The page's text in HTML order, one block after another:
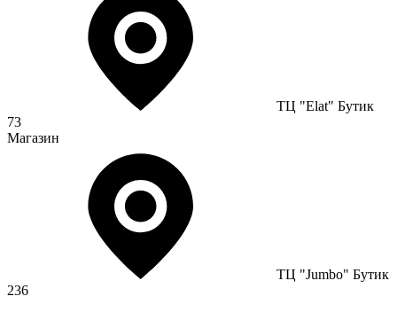
ТЦ "Elat" Бутик
73
Магазин
ТЦ "Jumbo" Бутик
236